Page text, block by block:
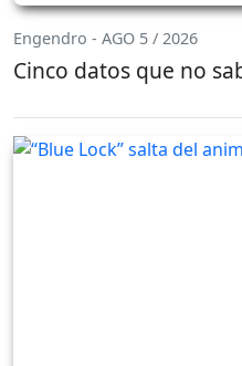
Engendro - AGO 5 / 2026
Cinco datos que no